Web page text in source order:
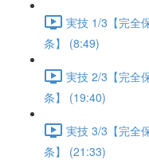
実技 1/3【完全
条】 (8:49)
実技 2/3【完全
条】 (19:40)
実技 3/3【完全
条】 (21:33)